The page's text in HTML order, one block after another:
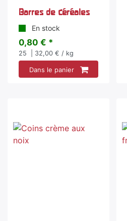
Barres de céréales
En stock
0,80 € *
25 | 32,00 € / kg
Dans le panier